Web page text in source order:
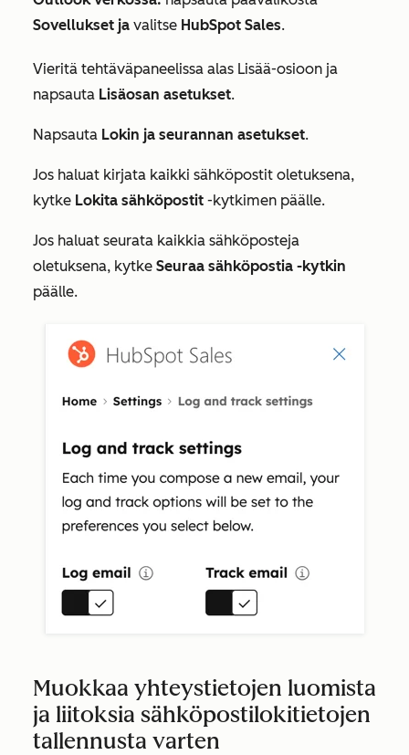
Sovellukset ja valitse HubSpot Sales.
Vieritä tehtäväpaneelissa alas Lisää-osioon ja
napsauta Lisäosan asetukset.
Napsauta Lokin ja seurannan asetukset.
Jos haluat kirjata kaikki sähköpostit oletuksena,
kytke Lokita sähköpostit -kytkimen päälle.
Jos haluat seurata kaikkia sähköposteja
oletuksena, kytke Seuraa sähköpostia -kytkin
päälle.
Muokkaa yhteystietojen luomista
ja liitoksia sähköpostilokitietojen
tallennusta varten